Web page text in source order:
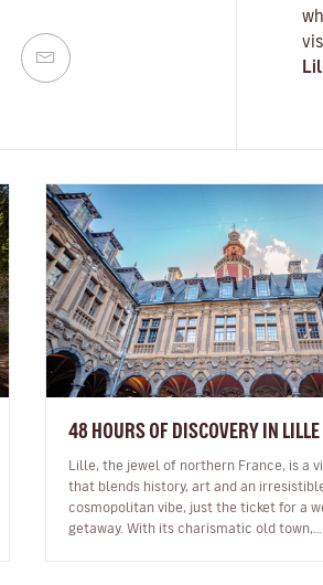
48 HOURS OF DISCOVERY IN LILLE
Lille, the jewel of northern France, is a
that blends history, art and an
cosmopolitan vibe, just the ticket for a
getaway. With its charismatic old town,